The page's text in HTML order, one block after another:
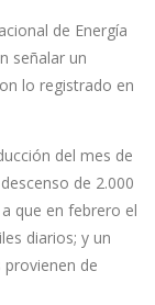
de Energía
señalar un
lo registrado en
del mes de
de 2.000
que en febrero el
diarios; y un
de